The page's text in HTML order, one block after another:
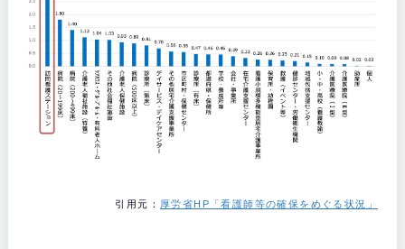
引用元： 厚労省HP「看護師等の確保をめぐる状況」